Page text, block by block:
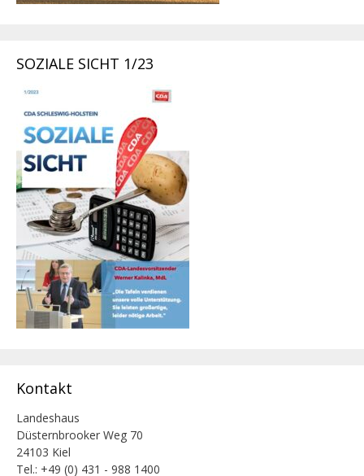
SOZIALE SICHT 1/23
Kontakt
Landeshaus
Düsternbrooker Weg 70
24103 Kiel
Tel.: +49 (0) 431 - 988 1400